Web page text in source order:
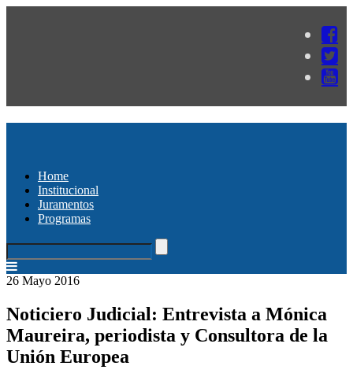
Home
Institucional
Juramentos
Programas
26 Mayo 2016
Noticiero Judicial: Entrevista a Mónica
Maureira, periodista y Consultora de la
Unión Europea